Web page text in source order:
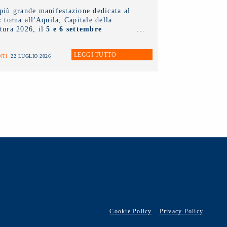
grande manifestazione dedicata al
torna all'Aquila, Capitale della
2026, il 5 e 6 settembre
22 LUGLIO 2026 LEGGI TUTTO
Cookie Policy Privacy Policy